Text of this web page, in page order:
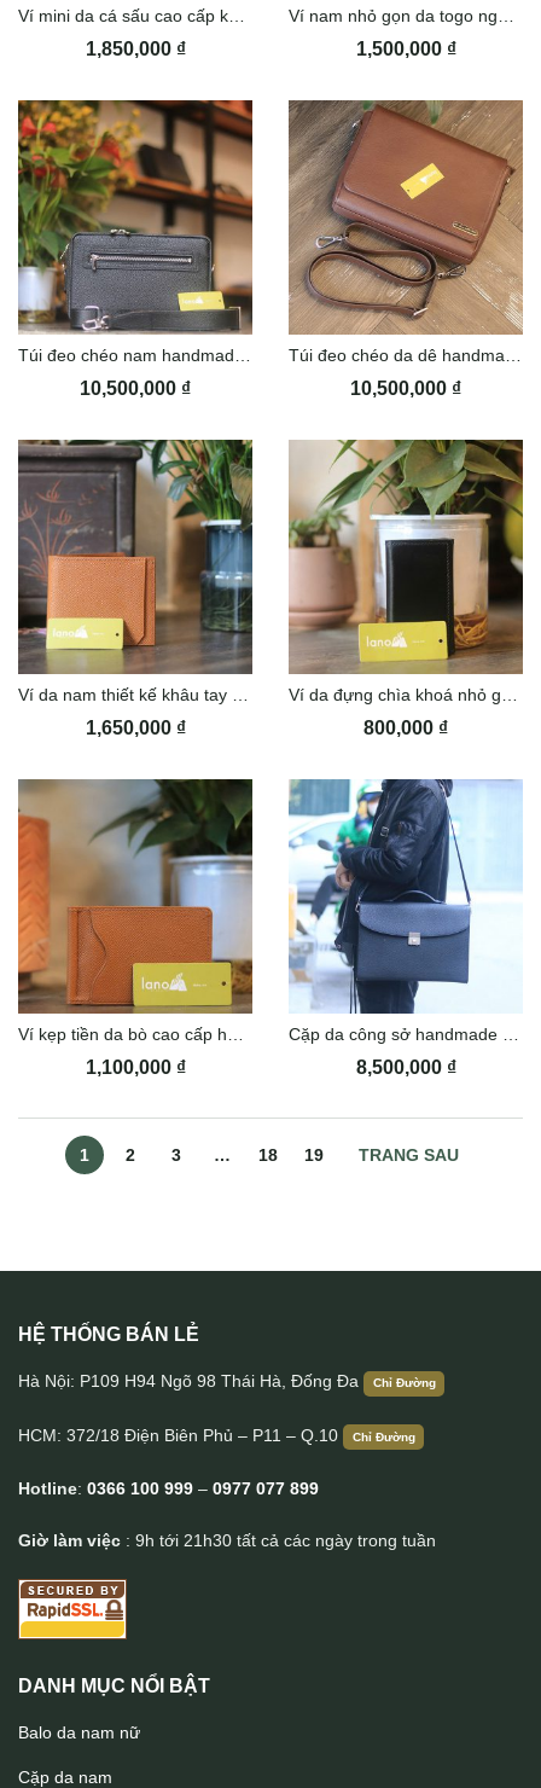
1,850,000 ₫ 1,500,000 ₫
10,500,000 ₫ 10,500,000 ₫
1,650,000 ₫ 800,000 ₫
1,100,000 ₫ 8,500,000 ₫
1 2 3 … 18 19 TRANG SAU
HỆ THỐNG BÁN LẺ
Hà Nội: P109 H94 Ngõ 98 Thái Hà, Đống Đa Chỉ Đường
HCM: 372/18 Điện Biên Phủ – P11 – Q.10 Chỉ Đường
Hotline: 0366 100 999 – 0977 077 899
Giờ làm việc : 9h tới 21h30 tất cả các ngày trong tuần
DANH MỤC NỔI BẬT
Balo da nam nữ
Cặp da nam